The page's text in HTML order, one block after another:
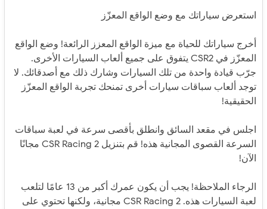
استعرض سياراتك مع وضع الواقع المعزّز
أخرج سياراتك للحياة مع ميزة الواقع المعزز الرائعة! وضع الواقع
المعزّز في CSR2 يتفوق على جميع ألعاب السيارات الأخرى.
جرّب قيادة واحدة من تلك السيارات وشارك ذلك مع أصدقائك. لا
توجد ألعاب سباقات سيارات أخرى تمنحك تجربة الواقع المعزّز
الحقيقية!
اجلس في مقعد السائق وانطلق بأقصى سرعة في لعبة سباقات
السرعة القصوى المجانية هذه! قم بتنزيل CSR Racing 2 مجانًا
الآن!
الرجاء الملاحظة! يجب أن يكون عمرك أكبر من 13 عامًا لتلعب
لعبة السيارات هذه. CSR Racing 2 مجانية، ولكنها تحتوي على